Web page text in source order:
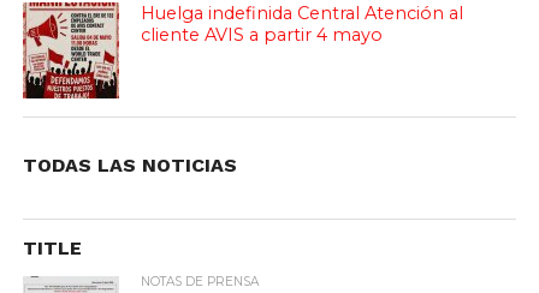
Huelga indefinida Central Atención al
cliente AVIS a partir 4 mayo
TODAS LAS NOTICIAS
TITLE
NOTAS DE PRENSA